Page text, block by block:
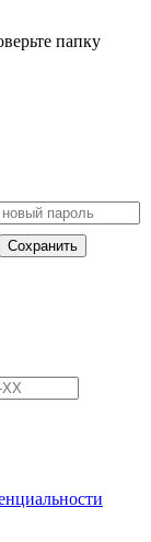
папку
Сохранить